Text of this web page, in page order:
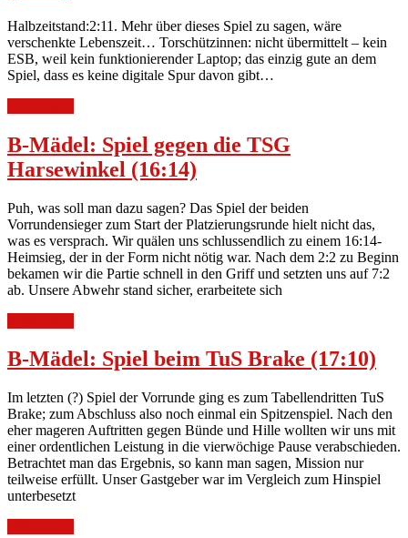
Halbzeitstand:2:11. Mehr über dieses Spiel zu sagen, wäre
verschenkte Lebenszeit… Torschützinnen: nicht übermittelt – kein
ESB, weil kein funktionierender Laptop; das einzig gute an dem
Spiel, dass es keine digitale Spur davon gibt…
B-Mädel: Spiel gegen die TSG
Harsewinkel (16:14)
Puh, was soll man dazu sagen? Das Spiel der beiden
Vorrundensieger zum Start der Platzierungsrunde hielt nicht das,
was es versprach. Wir quälen uns schlussendlich zu einem 16:14-
Heimsieg, der in der Form nicht nötig war. Nach dem 2:2 zu Beginn
bekamen wir die Partie schnell in den Griff und setzten uns auf 7:2
ab. Unsere Abwehr stand sicher, erarbeitete sich
B-Mädel: Spiel beim TuS Brake (17:10)
Im letzten (?) Spiel der Vorrunde ging es zum Tabellendritten TuS
Brake; zum Abschluss also noch einmal ein Spitzenspiel. Nach den
eher mageren Auftritten gegen Bünde und Hille wollten wir uns mit
einer ordentlichen Leistung in die vierwöchige Pause verabschieden.
Betrachtet man das Ergebnis, so kann man sagen, Mission nur
teilweise erfüllt. Unser Gastgeber war im Vergleich zum Hinspiel
unterbesetzt